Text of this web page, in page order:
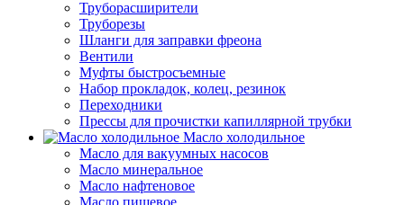
Труборасширители
Труборезы
Шланги для заправки фреона
Вентили
Муфты быстросъемные
Набор прокладок, колец, резинок
Переходники
Прессы для прочистки капиллярной трубки
Масло холодильное
Масло для вакуумных насосов
Масло минеральное
Масло нафтеновое
Масло пищевое